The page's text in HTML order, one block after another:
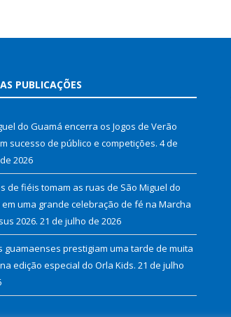
PUBLICAÇÕES
do Guamá encerra os Jogos de Verão
sucesso de público e competições. 4 de
2026
de fiéis tomam as ruas de São Miguel do
uma grande celebração de fé na Marcha
2026. 21 de julho de 2026
guamaenses prestigiam uma tarde de muita
edição especial do Orla Kids. 21 de julho